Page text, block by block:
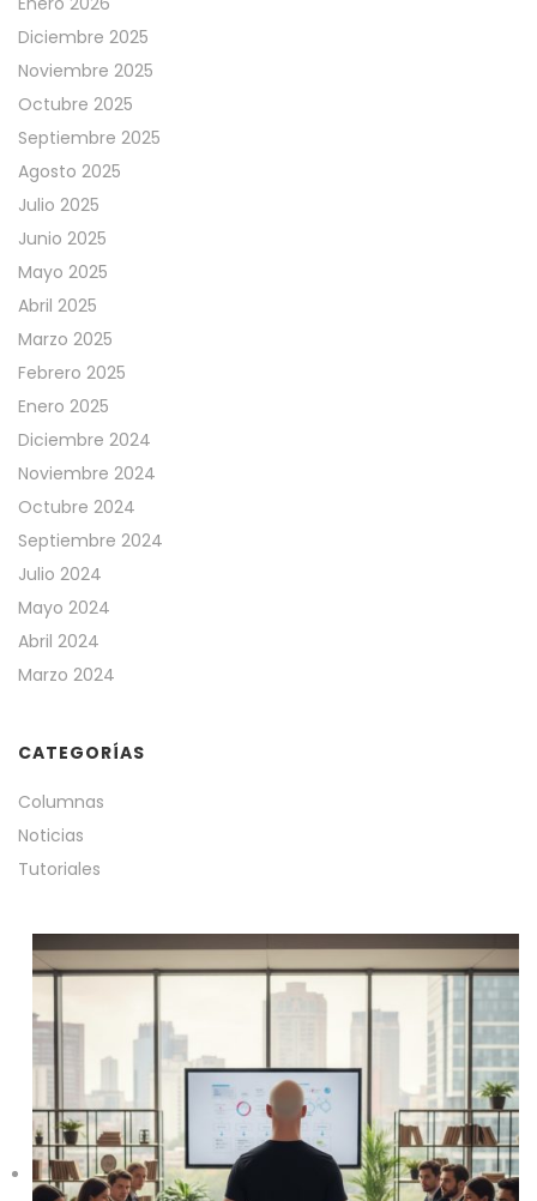
Diciembre 2025
Noviembre 2025
Octubre 2025
Septiembre 2025
Agosto 2025
Julio 2025
Junio 2025
Mayo 2025
Abril 2025
Marzo 2025
Febrero 2025
Enero 2025
Diciembre 2024
Noviembre 2024
Octubre 2024
Septiembre 2024
Julio 2024
Mayo 2024
Abril 2024
Marzo 2024
CATEGORÍAS
Columnas
Noticias
Tutoriales